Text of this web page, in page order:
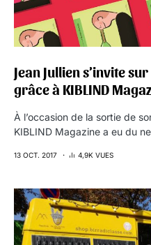
Jean Jullien s’invite
grâce à KIBLIND
À l’occasion de la sortie de
KIBLIND Magazine a eu du
13 OCT. 2017 4,9K VUES